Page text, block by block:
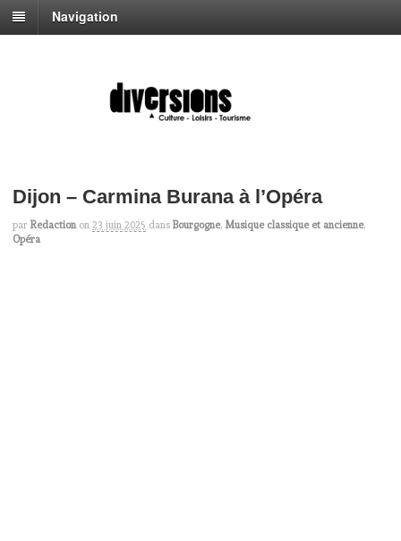
Navigation
Dijon – Carmina Burana à l’Opéra
par Redaction on 23 juin 2025 dans Bourgogne, Musique classique et ancienne,
Opéra